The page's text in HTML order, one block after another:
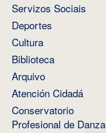
Servizos Sociais
Deportes
Cultura
Biblioteca
Arquivo
Atención Cidadá
Conservatorio
Profesional de Danza